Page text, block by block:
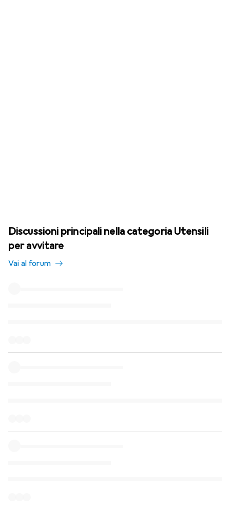
Discussioni principali nella categoria Utensili
per avvitare
Vai al forum